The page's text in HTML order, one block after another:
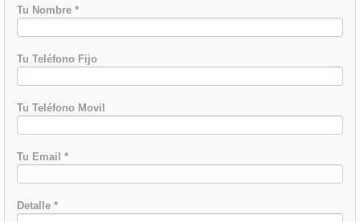
Tu Nombre *
Tu Teléfono Fijo
Tu Teléfono Movil
Tu Email *
Detalle *